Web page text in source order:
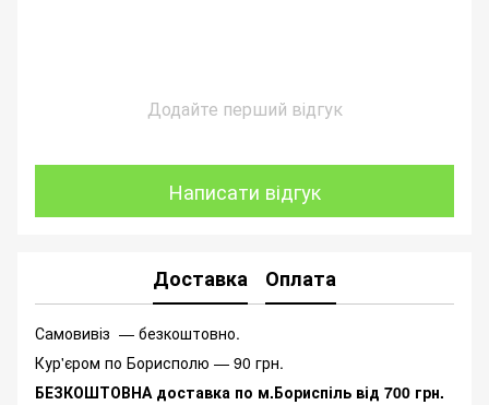
Додайте перший відгук
Написати відгук
Доставка Оплата
Самовивіз — безкоштовно.
Кур'єром по Борисполю — 90 грн.
БЕЗКОШТОВНА доставка по м.Бориспіль від 700 грн.